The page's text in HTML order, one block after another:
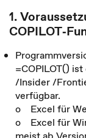
1.
=COPILOT()
/Insider /
verfügbar.
o Excel für
o Excel für